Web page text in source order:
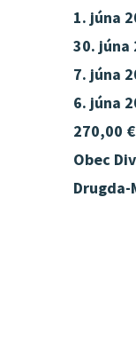
1. júna
30. júna
7. júna
6. júna
270,00 €
Obec
Drugda-